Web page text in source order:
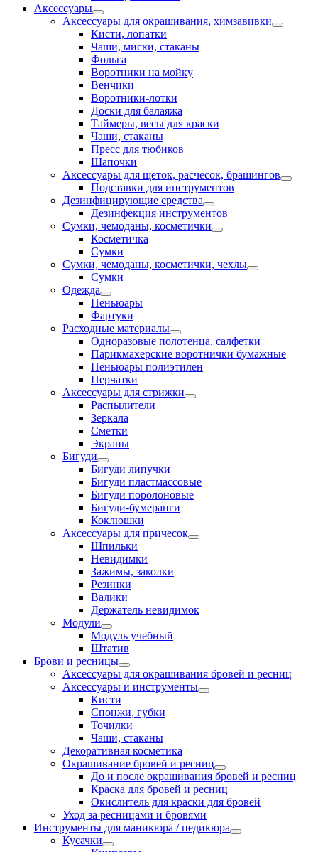
Аксессуары
Аксессуары для окрашивания, химзавивки
Кисти, лопатки
Чаши, миски, стаканы
Фольга
Воротники на мойку
Венчики
Воротники-лотки
Доски для балаяжа
Таймеры, весы для краски
Чаши, стаканы
Пресс для тюбиков
Шапочки
Аксессуары для щеток, расчесок, брашингов
Подставки для инструментов
Дезинфицирующие средства
Дезинфекция инструментов
Сумки, чемоданы, косметички
Косметичка
Сумки
Сумки, чемоданы, косметички, чехлы
Сумки
Одежда
Пеньюары
Фартуки
Расходные материалы
Одноразовые полотенца, салфетки
Парикмахерские воротнички бумажные
Пеньюары полиэтилен
Перчатки
Аксессуары для стрижки
Распылители
Зеркала
Сметки
Экраны
Бигуди
Бигуди липучки
Бигуди пластмассовые
Бигуди поролоновые
Бигуди-бумеранги
Коклюшки
Аксессуары для причесок
Шпильки
Невидимки
Зажимы, заколки
Резинки
Валики
Держатель невидимок
Модули
Модуль учебный
Штатив
Брови и ресницы
Аксессуары для окрашивания бровей и ресниц
Аксессуары и инструменты
Кисти
Спонжи, губки
Точилки
Чаши, стаканы
Декоративная косметика
Окрашивание бровей и ресниц
До и после окрашивания бровей и ресниц
Краска для бровей и ресниц
Окислитель для краски для бровей
Уход за ресницами и бровями
Инструменты для маникюра / педикюра
Кусачки